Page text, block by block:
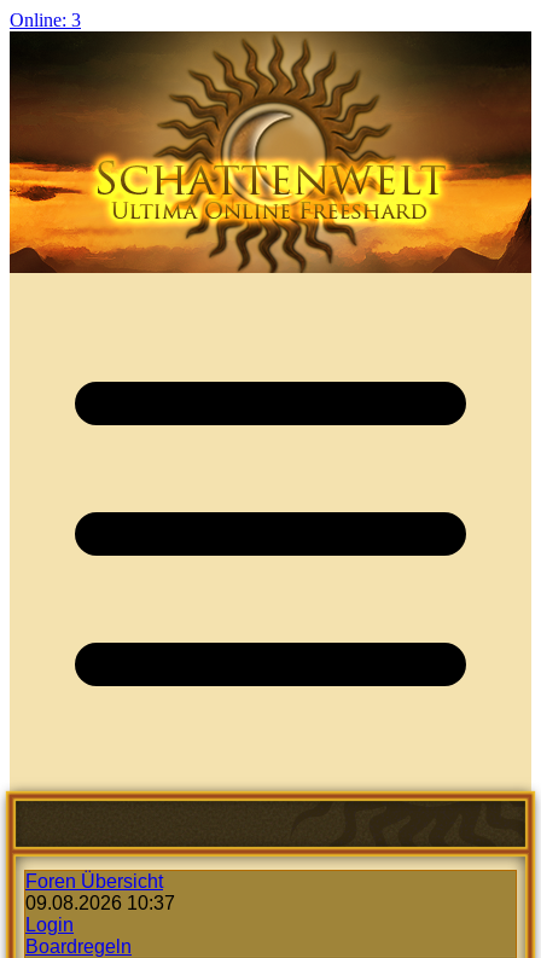
Online: 3
Foren Übersicht
09.08.2026 10:37
Login
Boardregeln